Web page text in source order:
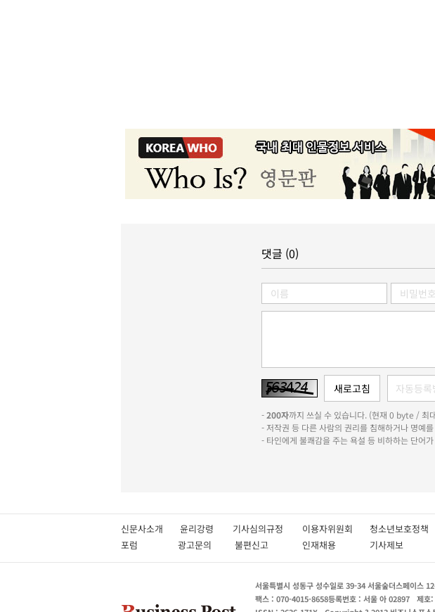
댓글 (0)
-200자까지 쓰실 수 있습니다. (현재 0 byte / 최
- 저작권 등 다른 사람의 권리를 침해하거나 명예
- 타인에게 불쾌감을 주는 욕설 등 비하하는 단어
신문사소개 윤리강령 기사심의규정 이용자위원회 청소년보호정
포럼
광고문의 불편신고 인재채용 기사제보
서울특별시 성동구 성수일로 39-34 서울숲더스페이스
팩스 : 070-4015-8658등록번호 : 서울 아 02897 제호: